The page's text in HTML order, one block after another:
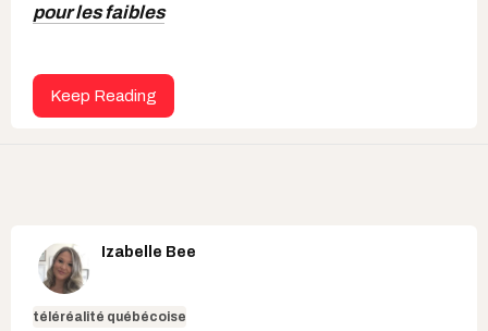
pour les faibles
Keep Reading
Izabelle Bee
téléréalité québécoise